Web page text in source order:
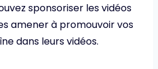
sponsoriser les vidéos
amener à promouvoir vos
dans leurs vidéos.